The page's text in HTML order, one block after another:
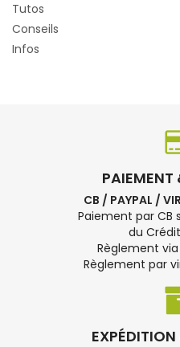
Tutos
Conseils
Infos
PAIEMENT
CB / PAYPAL /
Paiement par CB
du
Règlement via
Règlement par